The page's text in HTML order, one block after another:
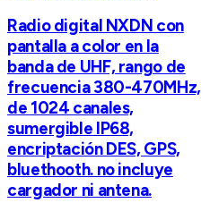
Radio digital NXDN con
pantalla a color en la
banda de UHF, rango de
frecuencia 380-470MHz,
de 1024 canales,
sumergible IP68,
encriptación DES, GPS,
bluethooth. no incluye
cargador ni antena.